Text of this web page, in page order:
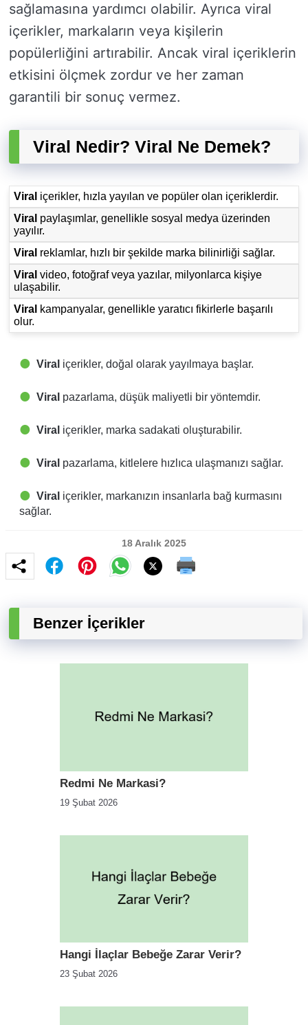
sağlamasına yardımcı olabilir. Ayrıca viral
içerikler, markaların veya kişilerin
popülerliğini artırabilir. Ancak viral içeriklerin
etkisini ölçmek zordur ve her zaman
garantili bir sonuç vermez.
Viral Nedir? Viral Ne Demek?
Viral içerikler, hızla yayılan ve popüler olan içeriklerdir.
Viral paylaşımlar, genellikle sosyal medya üzerinden
yayılır.
Viral reklamlar, hızlı bir şekilde marka bilinirliği sağlar.
Viral video, fotoğraf veya yazılar, milyonlarca kişiye
ulaşabilir.
Viral kampanyalar, genellikle yaratıcı fikirlerle başarılı
olur.
Viral içerikler, doğal olarak yayılmaya başlar.
Viral pazarlama, düşük maliyetli bir yöntemdir.
Viral içerikler, marka sadakati oluşturabilir.
Viral pazarlama, kitlelere hızlıca ulaşmanızı sağlar.
Viral içerikler, markanızın insanlarla bağ kurmasını
sağlar.
18 Aralık 2025
Benzer İçerikler
Redmi Ne Markasi?
19 Şubat 2026
Hangi İlaçlar Bebeğe Zarar Verir?
23 Şubat 2026